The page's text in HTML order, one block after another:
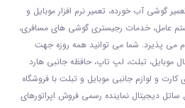
گوشی آب خورده، تعمیر نرم افزار موبایل و
عامل، خدمات رجیستری گوشی های مسافری،
می پذیرد. شما می توانید همه روزه جهت
موبایل، تبلت، لپ تاپ، حافظه جانبی هارد
و لوازم جانبی موبایل و تبلت با فروشگاه
دیجیتال نماینده رسمی فروش اپراتورهای